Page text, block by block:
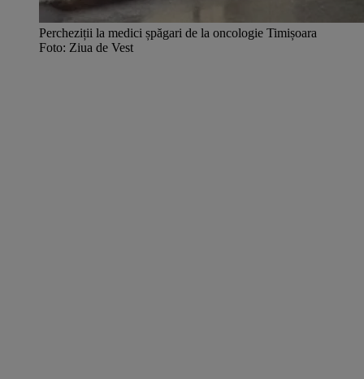
Percheziții la medici șpăgari de la oncologie Timișoara
Foto: Ziua de Vest